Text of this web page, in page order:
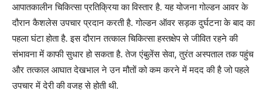
आपातकालीन चिकित्सा प्रतिक्रिया का विस्तार है. यह योजना गोल्डन आवर के
दौरान कैशलेस उपचार प्रदान करती है. गोल्डन ऑवर सड़क दुर्घटना के बाद का
पहला घंटा होता है. इस दौरान तत्काल चिकित्सा हस्तक्षेप से जीवित रहने की
संभावना में काफी सुधार हो सकता है. तेज एंबुलेंस सेवा, तुरंत अस्पताल तक पहुंच
और तत्काल आघात देखभाल ने उन मौतों को कम करने में मदद की है जो पहले
उपचार में देरी की वजह से होती थी.